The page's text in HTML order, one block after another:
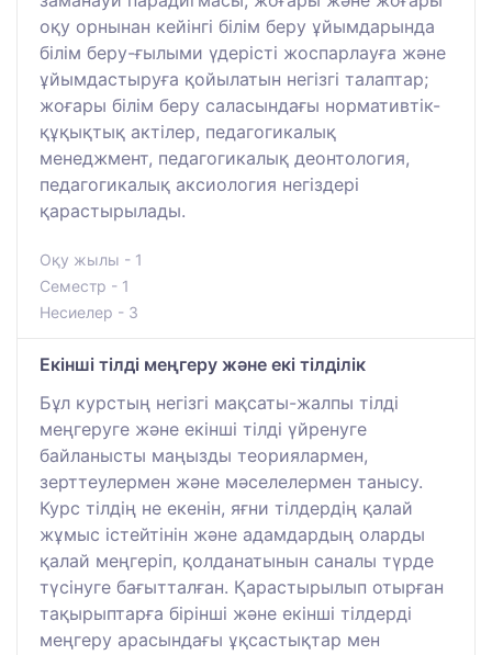
оқу орнынан кейінгі білім беру ұйымдарында
білім беру-ғылыми үдерісті жоспарлауға және
ұйымдастыруға қойылатын негізгі талаптар;
жоғары білім беру саласындағы нормативтік-
құқықтық актілер, педагогикалық
менеджмент, педагогикалық деонтология,
педагогикалық аксиология негіздері
қарастырылады.
Оқу жылы - 1
Семестр - 1
Несиелер - 3
Екінші тілді меңгеру және екі тілділік
Бұл курстың негізгі мақсаты-жалпы тілді
меңгеруге және екінші тілді үйренуге
байланысты маңызды теориялармен,
зерттеулермен және мәселелермен танысу.
Курс тілдің не екенін, яғни тілдердің қалай
жұмыс істейтінін және адамдардың оларды
қалай меңгеріп, қолданатынын саналы түрде
түсінуге бағытталған. Қарастырылып отырған
тақырыптарға бірінші және екінші тілдерді
меңгеру арасындағы ұқсастықтар мен